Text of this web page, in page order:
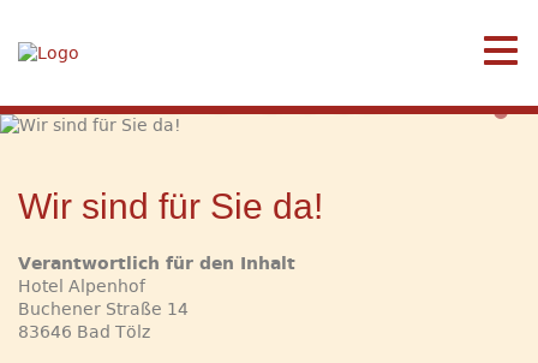
Wir sind für Sie da!
Verantwortlich für den Inhalt
Hotel Alpenhof
Buchener Straße 14
83646 Bad Tölz